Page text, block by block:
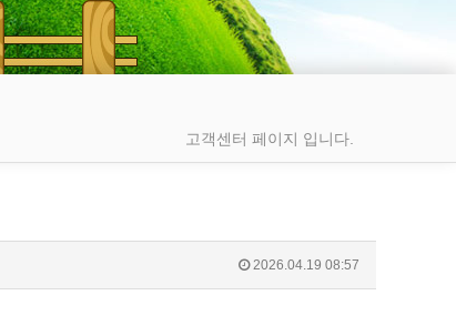
고객센터 페이지 입니다.
2026.04.19 08:57